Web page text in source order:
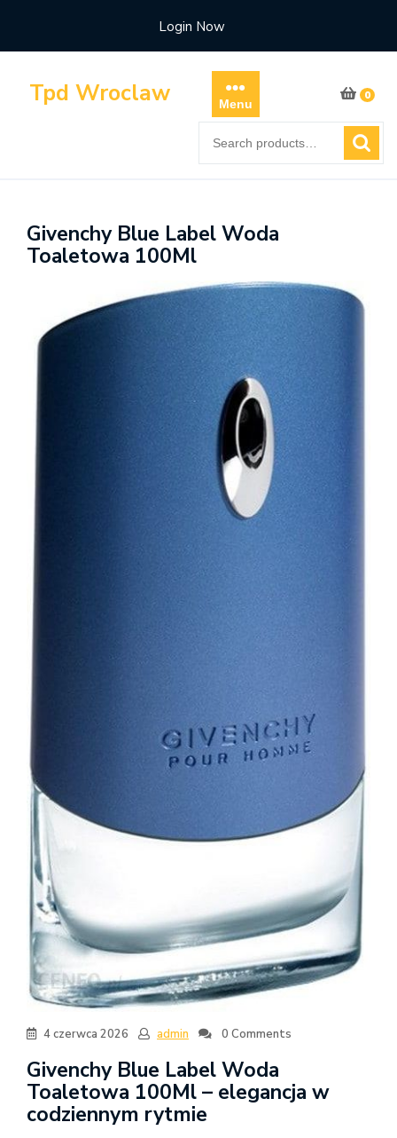
content
Login Now
Tpd Wroclaw Menu
0
for:
Givenchy Blue Label Woda
Toaletowa 100Ml
4 czerwca 2026 admin 0 Comments
Givenchy Blue Label Woda
Toaletowa 100Ml – elegancja w
codziennym rytmie